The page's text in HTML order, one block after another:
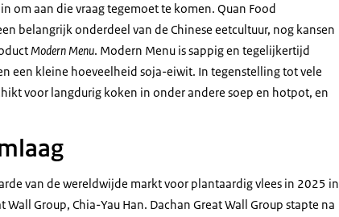
om aan die vraag tegemoet te komen. Quan Food
belangrijk onderdeel van de Chinese eetcultuur, nog kansen
Modern Menu. Modern Menu is sappig en tegelijkertijd
een kleine hoeveelheid soja-eiwit. In tegenstelling tot vele
voor langdurig koken in onder andere soep en hotpot, en
van de wereldwijde markt voor plantaardig vlees in 2025 in
Group, Chia-Yau Han. Dachan Great Wall Group stapte na